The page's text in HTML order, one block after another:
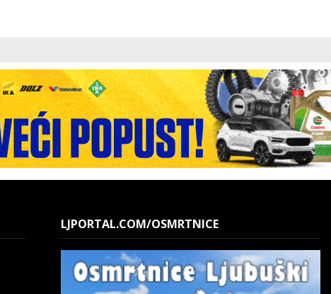
LJPORTAL.COM/OSMRTNICE